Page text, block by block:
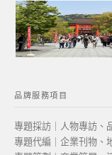
品牌服務項目
專題採訪｜人物專訪、
專題代編｜企業刊物、